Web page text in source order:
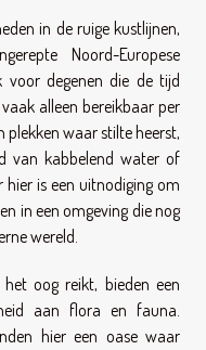
in de ruige kustlijnen,
Noord-Europese
voor degenen die de tijd
alleen bereikbaar per
plekken waar stilte heerst,
van kabbelend water of
hier is een uitnodiging om
in een omgeving die nog
wereld.
oog reikt, bieden een
aan flora en fauna.
hier een oase waar